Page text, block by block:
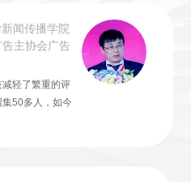
闻传播学院
主协会广告
轻了繁重的评
50多人，如今